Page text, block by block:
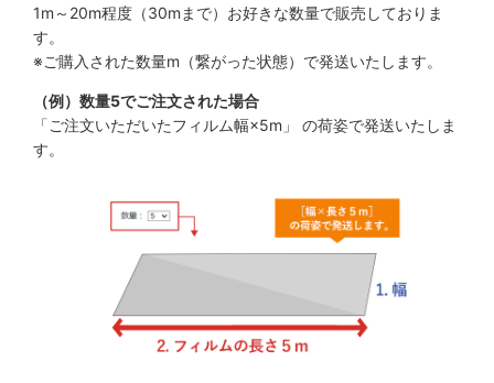
1m～20m程度（30mまで）お好きな数量で販売しておりま
す。
※ご購入された数量m（繋がった状態）で発送いたします。
（例）数量5でご注文された場合
「ご注文いただいたフィルム幅×5m」 の荷姿で発送いたしま
す。